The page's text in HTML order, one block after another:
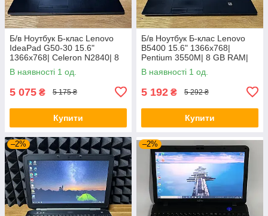
Б/в Ноутбук Б-клас Lenovo
IdeaPad G50-30 15.6"
1366x768| Celeron N2840| 8
GB RAM| 128 GB SSD| HD
В наявності 1 од.
5 075 ₴ 5 175 ₴
Купити
Б/в Ноутбук Б-клас Lenovo
B5400 15.6" 1366x768|
Pentium 3550M| 8 GB RAM|
128 GB SSD| HD
В наявності 1 од.
5 192 ₴ 5 292 ₴
Купити
–2% –2%